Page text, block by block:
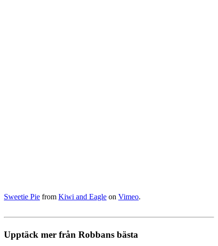
Sweetie Pie from Kiwi and Eagle on Vimeo.
Upptäck mer från Robbans bästa